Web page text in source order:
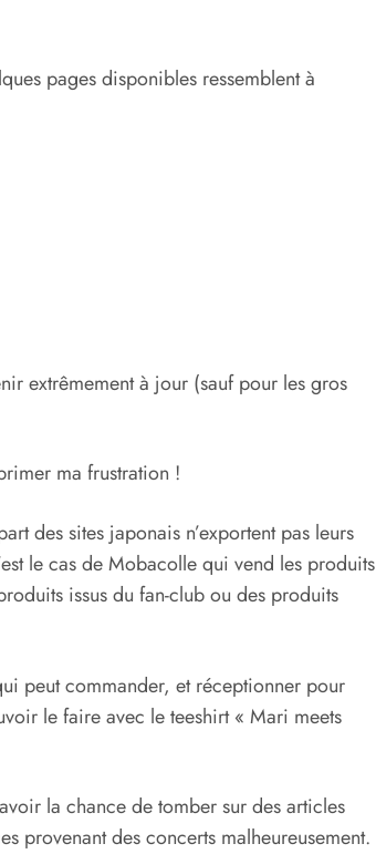
pages disponibles ressemblent à
extrêmement à jour (sauf pour les gros
ma frustration !
des sites japonais n’exportent pas leurs
le cas de Mobacolle qui vend les produits
issus du fan-club ou des produits
peut commander, et réceptionner pour
le faire avec le teeshirt « Mari meets
la chance de tomber sur des articles
provenant des concerts malheureusement.